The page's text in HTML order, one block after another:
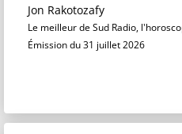
Jon Rakotozafy
Le meilleur de Sud Radio,
Émission du 31 juillet 2026